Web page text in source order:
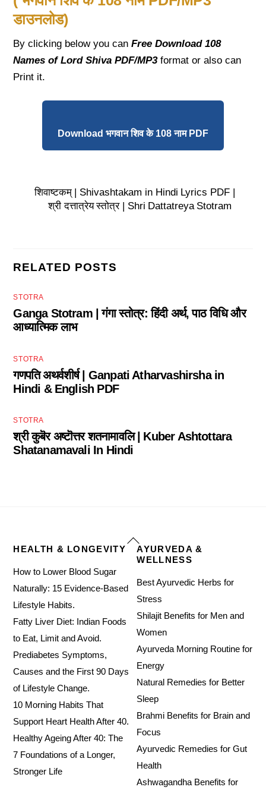
डाउनलोड)
By clicking below you canFree Download 108
Names of Lord ShivaPDF/MP3format or also can
Print it.
Download भगवान शिव के 108 नाम PDF
शिवाष्टकम् | Shivashtakam in Hindi Lyrics PDF |
श्री दत्तात्रेय स्तोत्र | Shri Dattatreya Stotram
RELATED POSTS
STOTRA
Ganga Stotram | गंगा स्तोत्र: हिंदी अर्थ, पाठ विधि और
आध्यात्मिक लाभ
STOTRA
गणपति अथर्वशीर्ष | Ganpati Atharvashirsha in
Hindi & English PDF
STOTRA
श्री कुबॆर अष्टॊत्तर शतनामावलि | Kuber Ashtottara
Shatanamavali In Hindi
Back
To
HEALTH & LONGEVITY
How to Lower Blood Sugar
Naturally: 15 Evidence-Based
Lifestyle Habits.
Fatty Liver Diet: Indian Foods
to Eat, Limit and Avoid.
Prediabetes Symptoms,
Causes and the First 90 Days
of Lifestyle Change.
10 Morning Habits That
Support Heart Health After 40.
Healthy Ageing After 40: The
7 Foundations of a Longer,
Stronger Life
AYURVEDA &
WELLNESS
Best Ayurvedic Herbs for
Stress
Shilajit Benefits for Men and
Women
Ayurveda Morning Routine for
Energy
Natural Remedies for Better
Sleep
Brahmi Benefits for Brain and
Focus
Ayurvedic Remedies for Gut
Health
Ashwagandha Benefits for